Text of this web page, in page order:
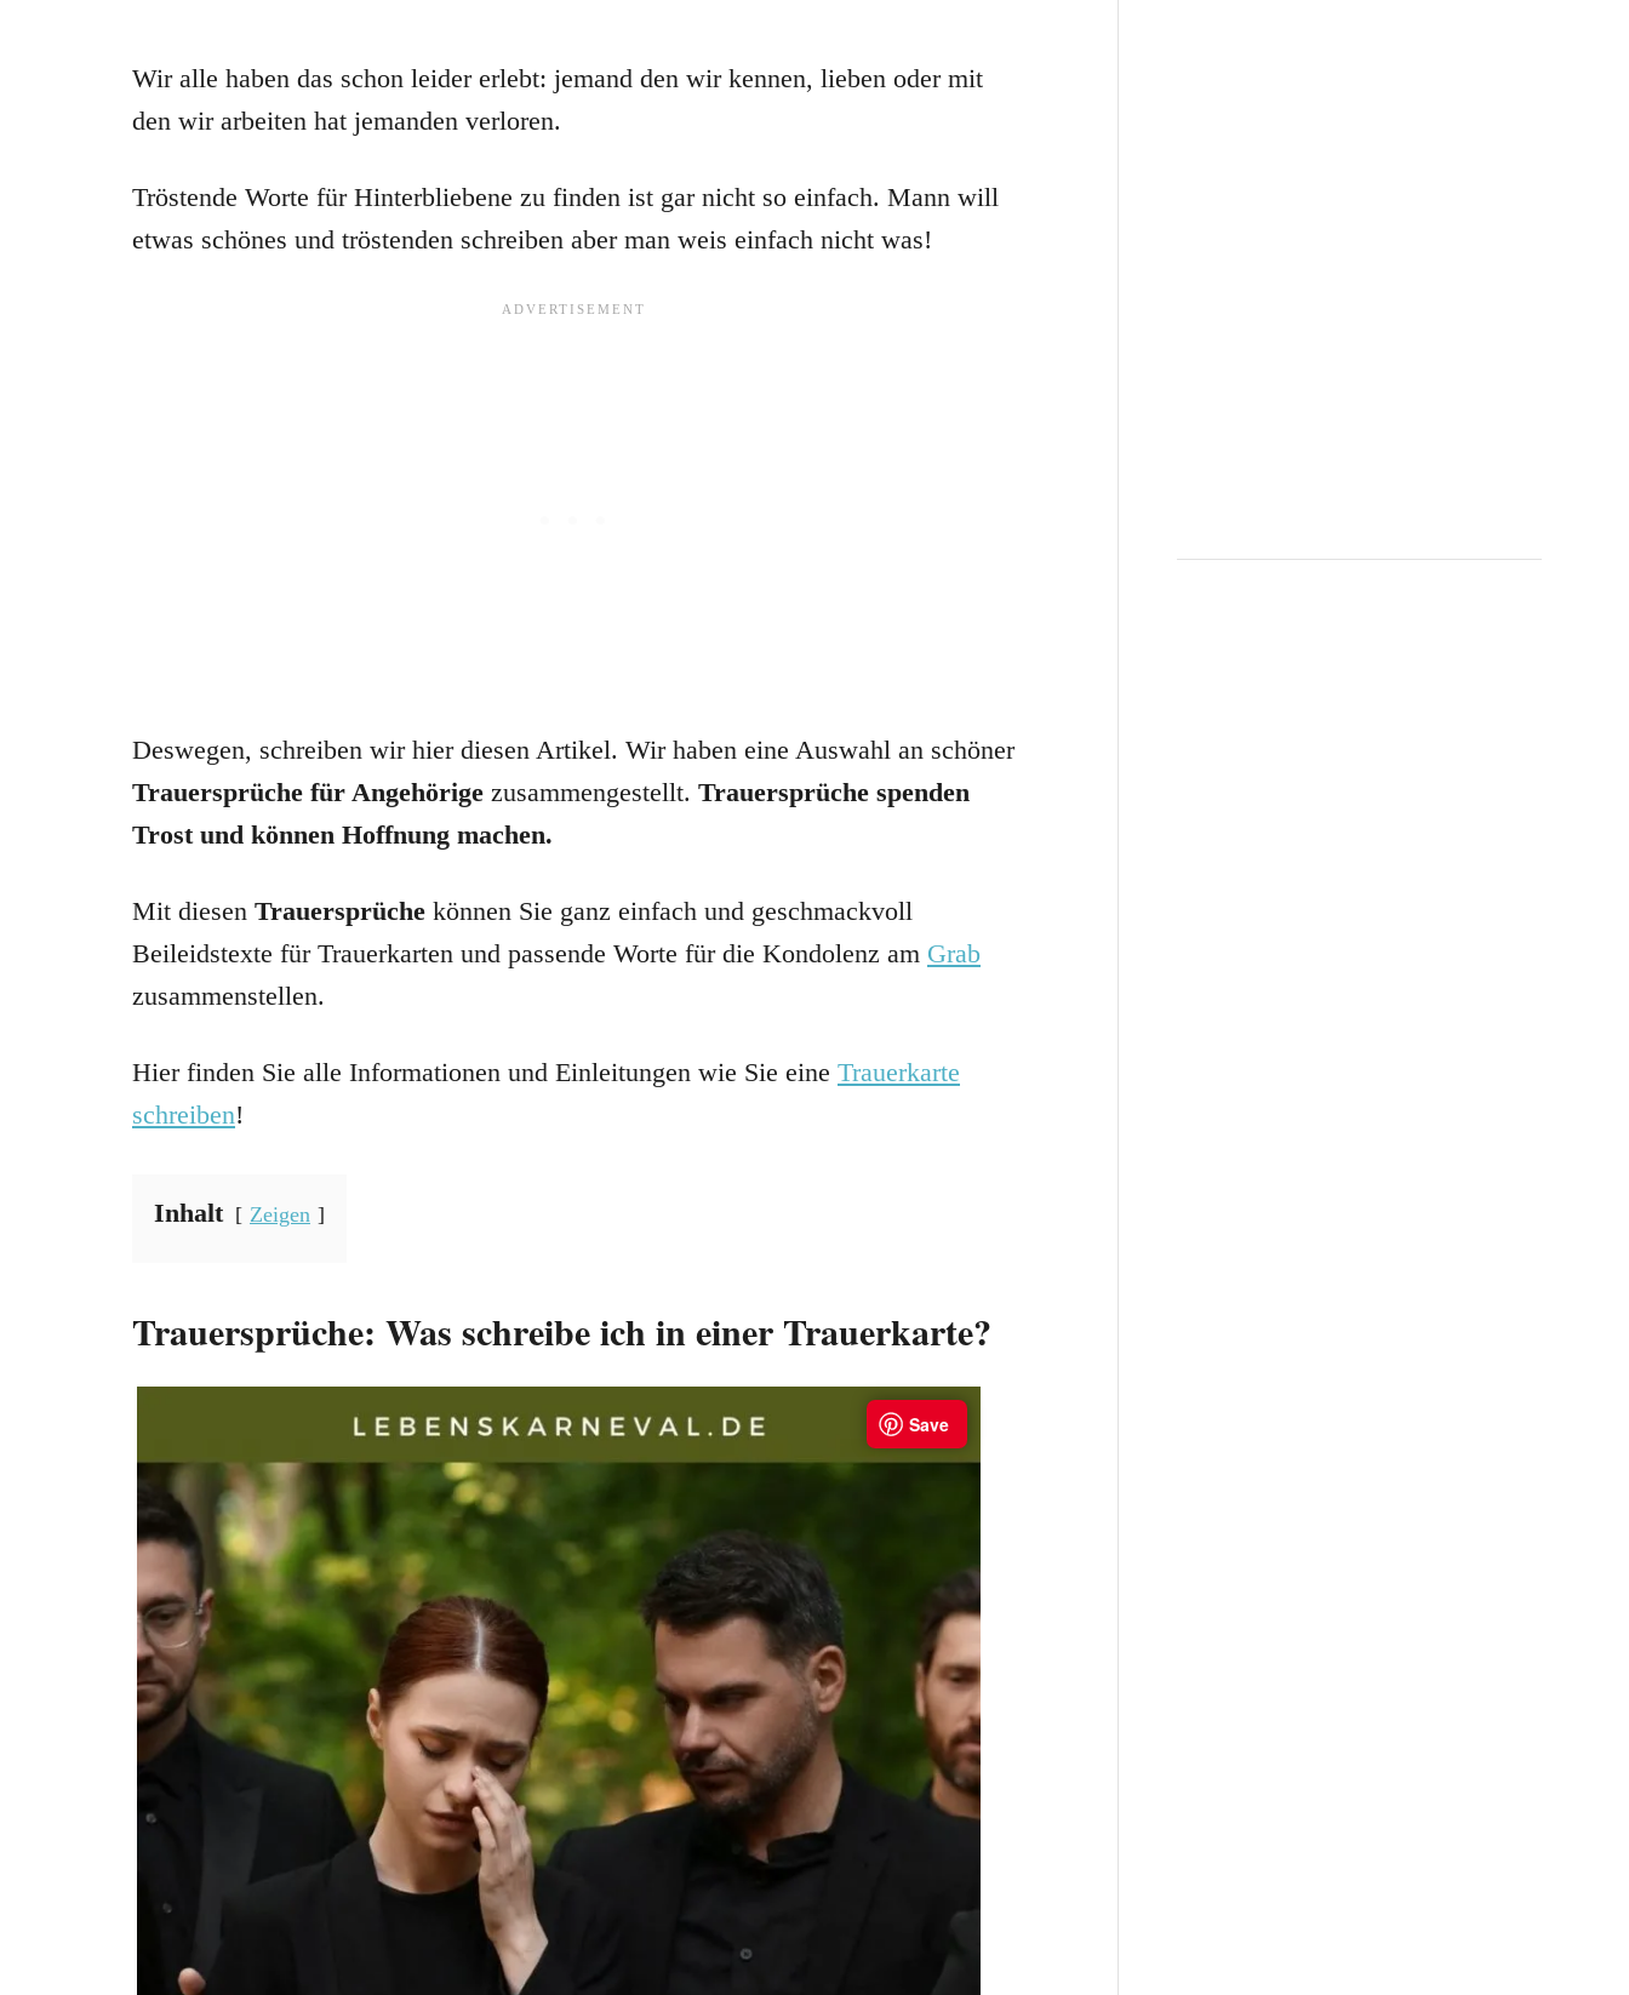
Wir alle haben das schon leider erlebt: jemand den wir kennen, lieben oder mit
den wir arbeiten hat jemanden verloren.
Tröstende Worte für Hinterbliebene zu finden ist gar nicht so einfach. Mann will
etwas schönes und tröstenden schreiben aber man weis einfach nicht was!
Deswegen, schreiben wir hier diesen Artikel. Wir haben eine Auswahl an schöner
Trauersprüche für Angehörige zusammengestellt. Trauersprüche spenden
Trost und können Hoffnung machen.
Mit diesen Trauersprüche können Sie ganz einfach und geschmackvoll
Beileidstexte für Trauerkarten und passende Worte für die Kondolenz am Grab
zusammenstellen.
Hier finden Sie alle Informationen und Einleitungen wie Sie eine Trauerkarte
schreiben!
Inhalt Zeigen
Trauersprüche: Was schreibe ich in einer Trauerkarte?